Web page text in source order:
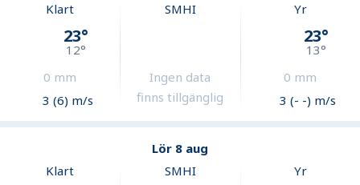
Klart
23°
12°
0 mm
3 (6) m/s
SMHI
Ingen data
finns tillgänglig
Yr
23°
13°
0 mm
3 (- -) m/s
Lör 8 aug
Klart
SMHI Yr